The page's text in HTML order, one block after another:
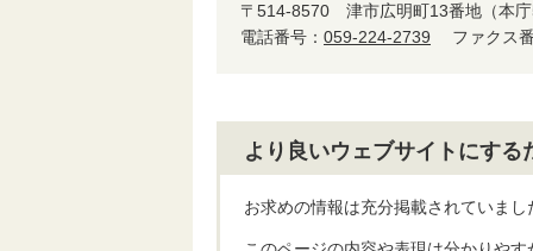
〒514-8570 津市広明町13番地（本庁
電話番号： 059-224-2739 ファクス
より良いウェブサイトにす
お求めの情報は充分掲載されていまし